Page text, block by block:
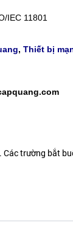
IEC 11801
, Thiết bị
trường bắt